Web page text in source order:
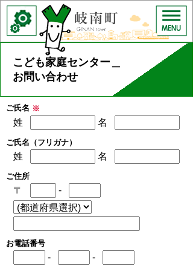
こども家庭センター＿
お問い合わせ
ご氏名 ※
姓 名
ご氏名（フリガナ）
姓 名
ご住所
〒 -
お電話番号
- -